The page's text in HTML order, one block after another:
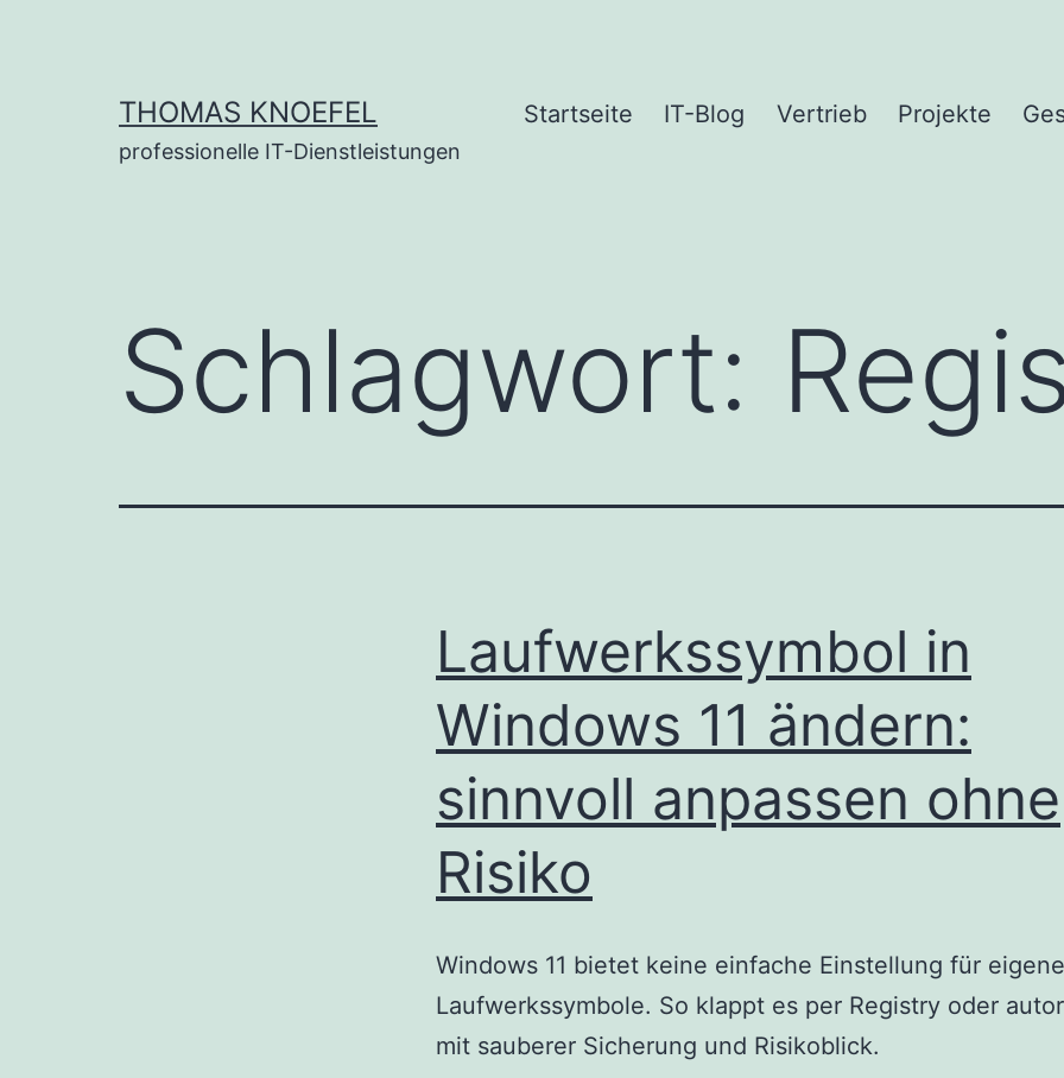
THOMAS KNOEFEL
professionelle IT-Dienstleistungen
Startseite IT-Blog Vertrieb Projekte
Schlagwort:
Laufwerkssymbol in
Windows 11 ändern:
sinnvoll anpassen ohne
Risiko
Windows 11 bietet keine einfache Einstellung für eigene
Laufwerkssymbole. So klappt es per Registry oder
mit sauberer Sicherung und Risikoblick.